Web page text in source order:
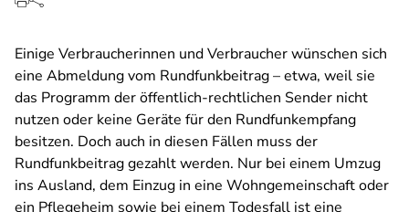
Einige Verbraucherinnen und Verbraucher wünschen sich
eine Abmeldung vom Rundfunkbeitrag – etwa, weil sie
das Programm der öffentlich-rechtlichen Sender nicht
nutzen oder keine Geräte für den Rundfunkempfang
besitzen. Doch auch in diesen Fällen muss der
Rundfunkbeitrag gezahlt werden. Nur bei einem Umzug
ins Ausland, dem Einzug in eine Wohngemeinschaft oder
ein Pflegeheim sowie bei einem Todesfall ist eine